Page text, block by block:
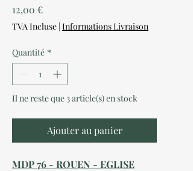
12,00 €Prix
TVA Incluse | Informations Livraison
Quantité *
Il ne reste que 3 article(s) en stock
Ajouter au panier
MDP 76 - ROUEN - EGLISE